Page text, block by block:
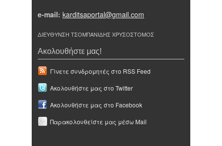
e-mail: karditsaportal@gmail.com
ΔΙΕΥΘΥΝΣΗ ΤΣΟΜΠΑΝΙΔΗΣ ΧΡΥΣΟΣΤΟΜΟΣ
Ακολουθήστε μας!
Γίνετε συνδρομητές στο RSS Feed
Ακολουθήστε μας στο Twitter
Ακολουθήστε μας στο Facebook
Παρακολουθείστε μας μέσω Mail